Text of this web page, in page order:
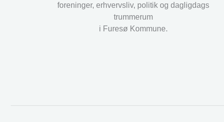
foreninger, erhvervsliv, politik og dagligdags
trummerum
i Furesø Kommune.